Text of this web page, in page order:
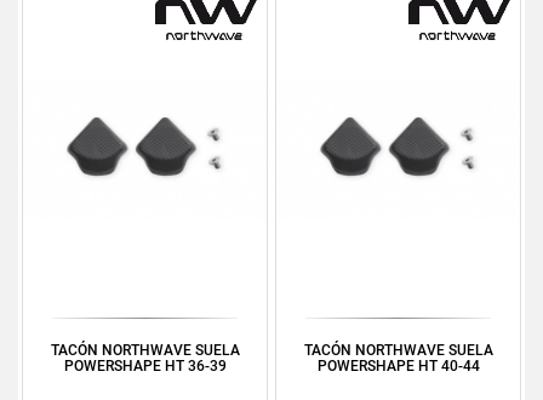
TACÓN NORTHWAVE SUELA
POWERSHAPE HT 36-39
TACÓN NORTHWAVE SUELA
POWERSHAPE HT 40-44